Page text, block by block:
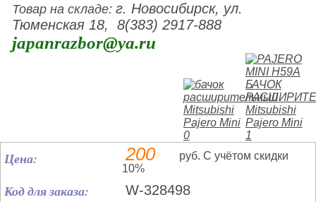
Товар на складе:г. Новосибирск, ул.
Тюменская 18, 8(383) 2917-888
japanrazbor@ya.ru
Цена: 200
руб. С учётом скидки
10%
Код для заказа: W-328498